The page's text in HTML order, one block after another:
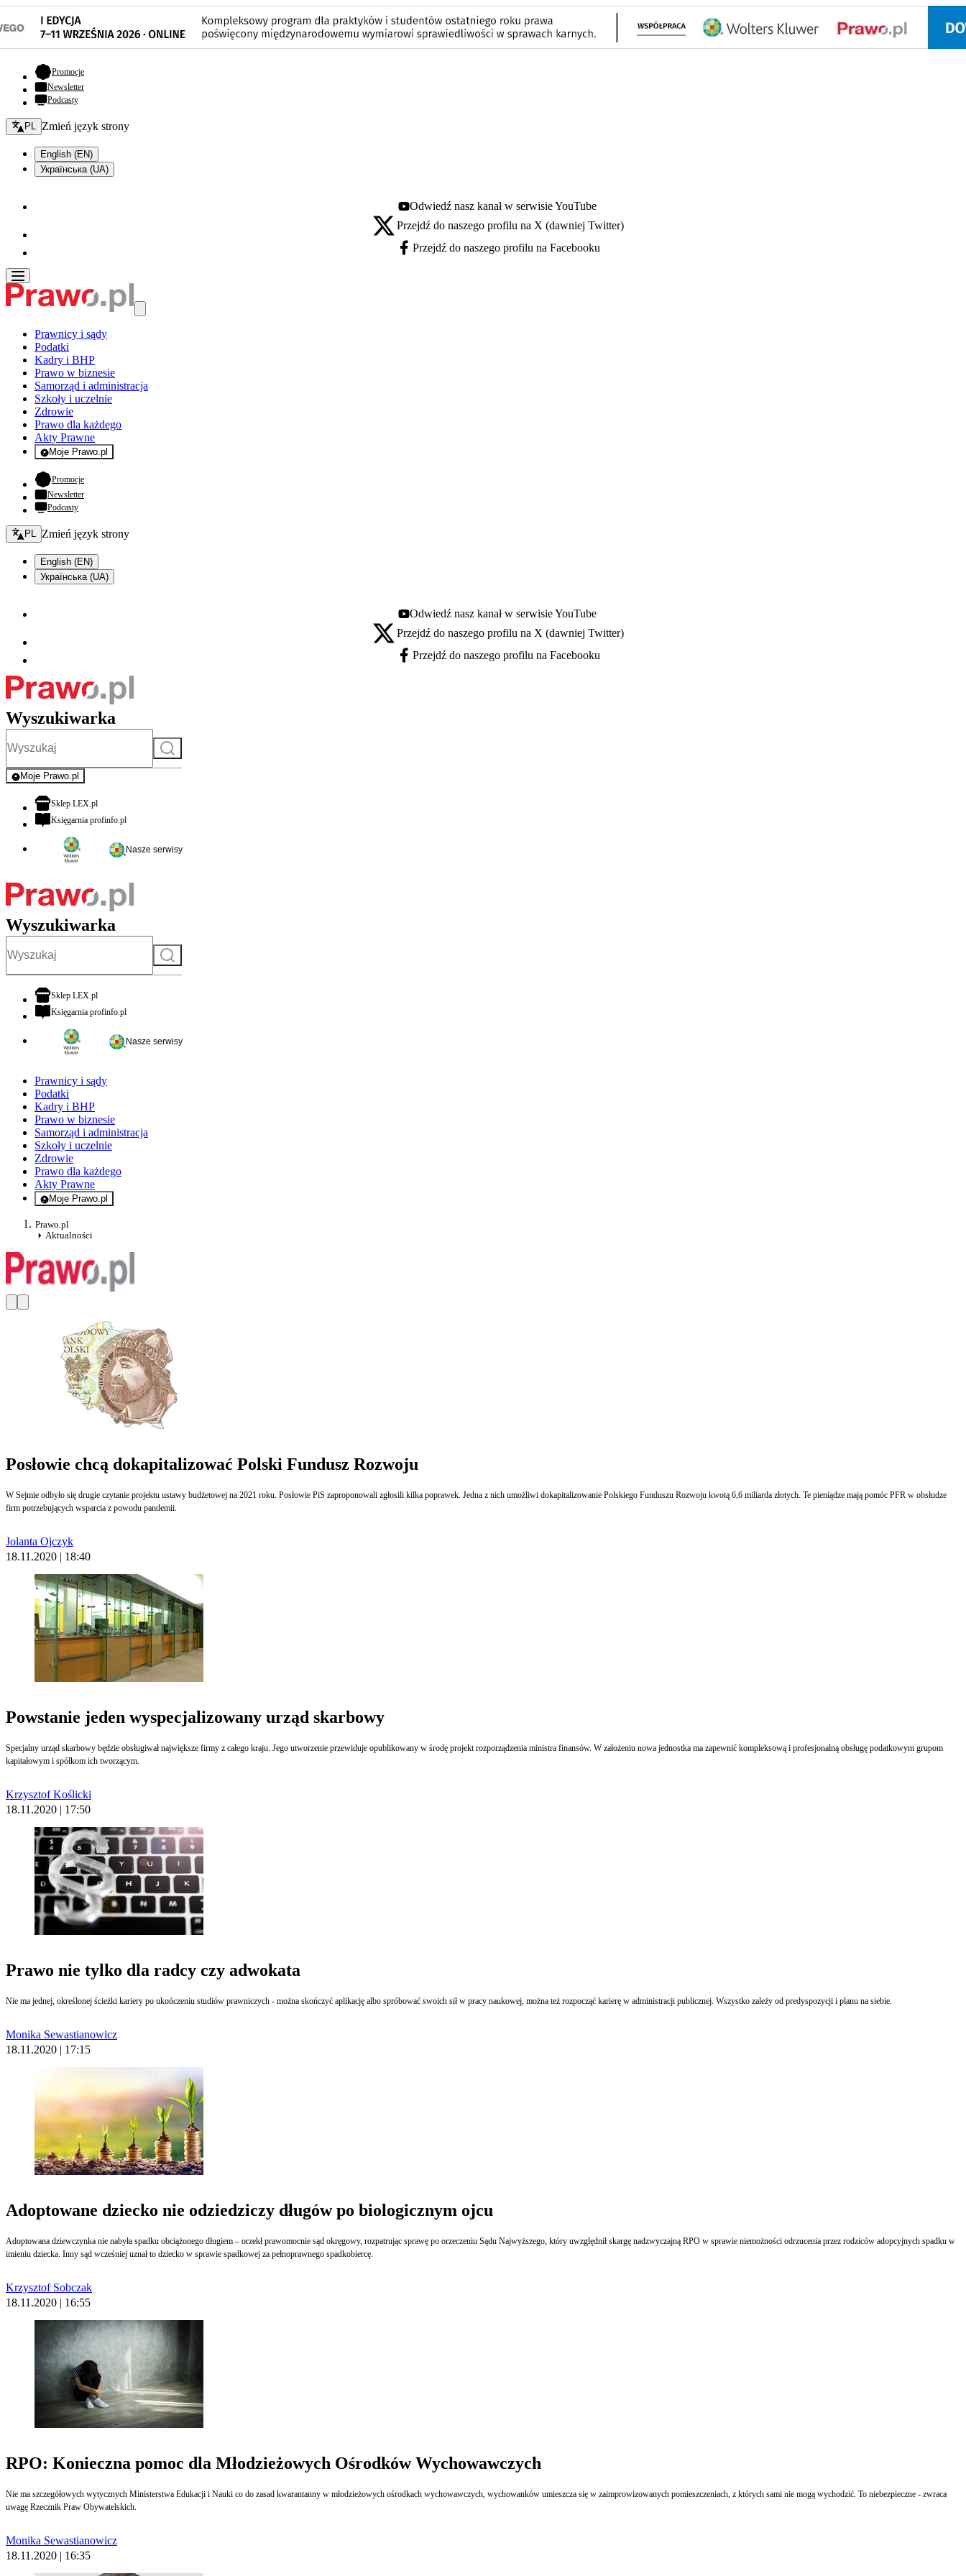
Promocje- otwiera się w nowej karcie
Newsletter
Podcasty
Zmień język - bieżący:
PL Zmień język strony
English (EN)
Українська (UA)
Youtube - otwiera się w nowej karcie
Odwiedź nasz kanał w serwisie YouTube
X - otwiera się w nowej karcie
Przejdź do naszego profilu na X (dawniej Twitter)
Facebook - otwiera się w nowej karcie
Przejdź do naszego profilu na Facebooku
Prawnicy i sądy
Podatki
Kadry i BHP
Prawo w biznesie
Samorząd i administracja
Szkoły i uczelnie
Zdrowie
Prawo dla każdego
Akty Prawne
Moje Prawo.pl
- rejestracja i logowanie do serwisu
Promocje- otwiera się w nowej karcie
Newsletter
Podcasty
Zmień język - bieżący:
PL Zmień język strony
English (EN)
Українська (UA)
Youtube - otwiera się w nowej karcie
Odwiedź nasz kanał w serwisie YouTube
X - otwiera się w nowej karcie
Przejdź do naszego profilu na X (dawniej Twitter)
Facebook - otwiera się w nowej karcie
Przejdź do naszego profilu na Facebooku
Wyszukiwarka
Szukaj
Moje Prawo.pl
- rejestracja i logowanie do serwisu
Sklep LEX.plotwiera się w nowej karcie
Księgarnia profinfo.plotwiera się w nowej karcie
Nasze serwisy
Wyszukiwarka
Szukaj
Sklep LEX.plotwiera się w nowej karcie
Księgarnia profinfo.plotwiera się w nowej karcie
Nasze serwisy
Prawnicy i sądy
Podatki
Kadry i BHP
Prawo w biznesie
Samorząd i administracja
Szkoły i uczelnie
Zdrowie
Prawo dla każdego
Akty Prawne
Moje Prawo.pl
- rejestracja i logowanie do serwisu
Prawo.pl
Aktualności
Posłowie chcą dokapitalizować Polski Fundusz Rozwoju
W Sejmie odbyło się drugie czytanie projektu ustawy budżetowej na 2021 roku. Posłowie PiS zaproponowali zgłosili kilka poprawek. Jedna z nich umożliwi dokapitalizowanie Polskiego Funduszu Rozwoju kwotą 6,6 miliarda złotych. Te pieniądze mają pomóc PFR w obsłudze
firm potrzebujących wsparcia z powodu pandemii.
Jolanta Ojczyk
18.11.2020 | 18:40
Powstanie jeden wyspecjalizowany urząd skarbowy
Specjalny urząd skarbowy będzie obsługiwał największe firmy z całego kraju. Jego utworzenie przewiduje opublikowany w środę projekt rozporządzenia ministra finansów. W założeniu nowa jednostka ma zapewnić kompleksową i profesjonalną obsługę podatkowym grupom
kapitałowym i spółkom ich tworzącym.
Krzysztof Koślicki
18.11.2020 | 17:50
Prawo nie tylko dla radcy czy adwokata
Nie ma jednej, określonej ścieżki kariery po ukończeniu studiów prawniczych - można skończyć aplikację albo spróbować swoich sił w pracy naukowej, można też rozpocząć karierę w administracji publicznej. Wszystko zależy od predyspozycji i planu na siebie.
Monika Sewastianowicz
18.11.2020 | 17:15
Adoptowane dziecko nie odziedziczy długów po biologicznym ojcu
Adoptowana dziewczynka nie nabyła spadku obciążonego długiem – orzekł prawomocnie sąd okręgowy, rozpatrując sprawę po orzeczeniu Sądu Najwyższego, który uwzględnił skargę nadzwyczajną RPO w sprawie niemożności odrzucenia przez rodziców adopcyjnych spadku w
imieniu dziecka. Inny sąd wcześniej uznał to dziecko w sprawie spadkowej za pełnoprawnego spadkobiercę.
Krzysztof Sobczak
18.11.2020 | 16:55
RPO: Konieczna pomoc dla Młodzieżowych Ośrodków Wychowawczych
Nie ma szczegółowych wytycznych Ministerstwa Edukacji i Nauki co do zasad kwarantanny w młodzieżowych ośrodkach wychowawczych, wychowanków umieszcza się w zaimprowizowanych pomieszczeniach, z których sami nie mogą wychodzić. To niebezpieczne - zwraca
uwagę Rzecznik Praw Obywatelskich.
Monika Sewastianowicz
18.11.2020 | 16:35